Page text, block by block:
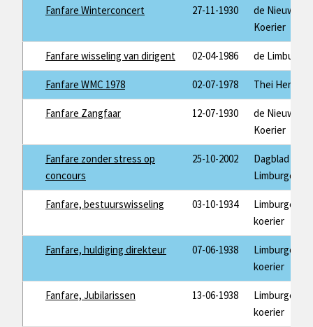
Fanfare Winterconcert 27-11-1930
de Nieuwe
Koerier
Fanfare wisseling van dirigent 02-04-1986 de Limburger
Fanfare WMC 1978 02-07-1978 Thei
Fanfare Zangfaar 12-07-1930
de Nieuwe
Koerier
Fanfare zonder stress op
concours
25-10-2002
Dagblad de
Limburger
Fanfare, bestuurswisseling 03-10-1934
Limburger
koerier
Fanfare, huldiging direkteur 07-06-1938
Limburger
koerier
Fanfare, Jubilarissen 13-06-1938
Limburger
koerier